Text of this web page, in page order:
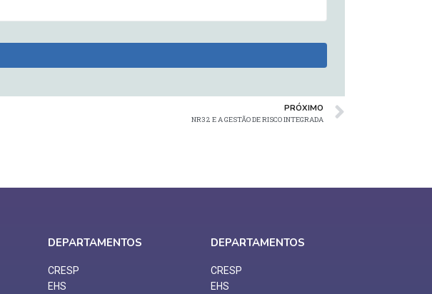
PRÓXIMO
NR32 E A GESTÃO DE RISCO INTEGRADA
DEPARTAMENTOS
CRESP
EHS
DEPARTAMENTOS
CRESP
EHS